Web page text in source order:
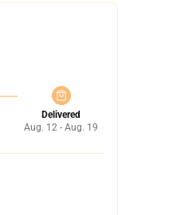
Delivered
Aug. 12 - Aug. 19